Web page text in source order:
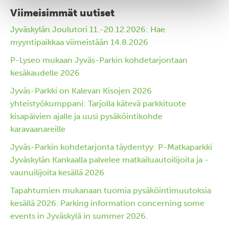
Viimeisimmät uutiset
Jyväskylän Joulutori 11.-20.12.2026: Hae
myyntipaikkaa viimeistään 14.8.2026
P-Lyseo mukaan Jyväs-Parkin kohdetarjontaan
kesäkaudelle 2026
Jyväs-Parkki on Kalevan Kisojen 2026
yhteistyökumppani: Tarjolla kätevä parkkituote
kisapäivien ajalle ja uusi pysäköintikohde
karavaanareille
Jyväs-Parkin kohdetarjonta täydentyy: P-Matkaparkki
Jyväskylän Kankaalla palvelee matkailuautoilijoita ja -
vaunuilijoita kesällä 2026
Tapahtumien mukanaan tuomia pysäköintimuutoksia
kesällä 2026. Parking information concerning some
events in Jyväskylä in summer 2026.